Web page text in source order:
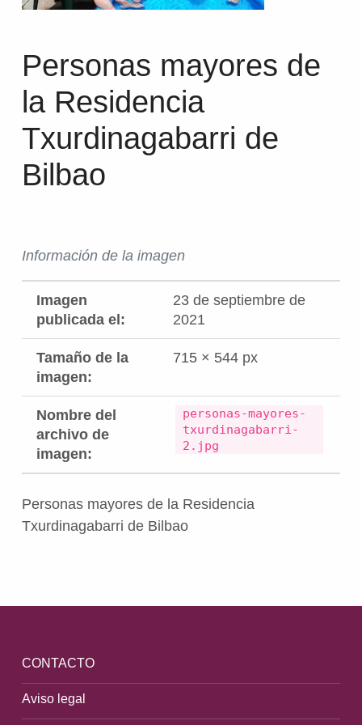
Personas mayores de
la Residencia
Txurdinagabarri de
Bilbao
Información de la imagen
Imagen
publicada el:
23 de septiembre de
2021
Tamaño de la
imagen:
715 × 544 px
Nombre del
archivo de
imagen:
personas-mayores-
txurdinagabarri-
2.jpg
Personas mayores de la Residencia
Txurdinagabarri de Bilbao
CONTACTO
Aviso legal